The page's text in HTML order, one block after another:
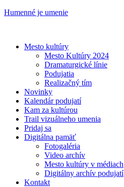
Humenné je umenie
Mesto kultúry
Mesto Kultúry 2024
Dramaturgické línie
Podujatia
Realizačný tím
Novinky
Kalendár podujatí
Kam za kultúrou
Trail vizuálneho umenia
Pridaj sa
Digitálna pamäť
Fotogaléria
Video archív
Mesto kultúry v médiach
Digitálny archív podujatí
Kontakt